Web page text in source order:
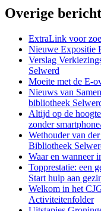
Overige
ExtraLink voor
Nieuwe Expositie
Verslag
Selwerd
Moeite met de E-
Nieuws van
bibliotheek
Altijd op de
zonder
Wethouder van
Bibliotheek
Waar en wanneer
Topprestatie: een
Start hulp aan
Welkom in het
Activiteitenfolder